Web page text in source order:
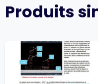
Produits